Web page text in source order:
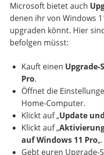
Microsoft bietet auch
denen ihr von Windows
upgraden könnt. Hier
befolgen müsst:
Kauft einen Upgrade-
Pro.
Öffnet die
Home-Computer.
Klickt auf „Update
Klickt auf „
auf Windows 11 Pro„.
Gebt euren Upgrade-